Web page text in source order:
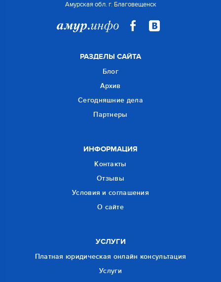
Амурская обл. г. Благовещенск
РАЗДЕЛЫ САЙТА
Блог
Архив
Сегодняшние дела
Партнеры
ИНФОРМАЦИЯ
Контакты
Отзывы
Условия и соглашения
О сайте
УСЛУГИ
Платная юридическая онлайн консультация
Услуги